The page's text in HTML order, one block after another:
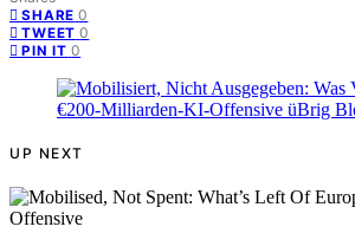
SHARE 0
TWEET 0
PIN IT 0
UP NEXT